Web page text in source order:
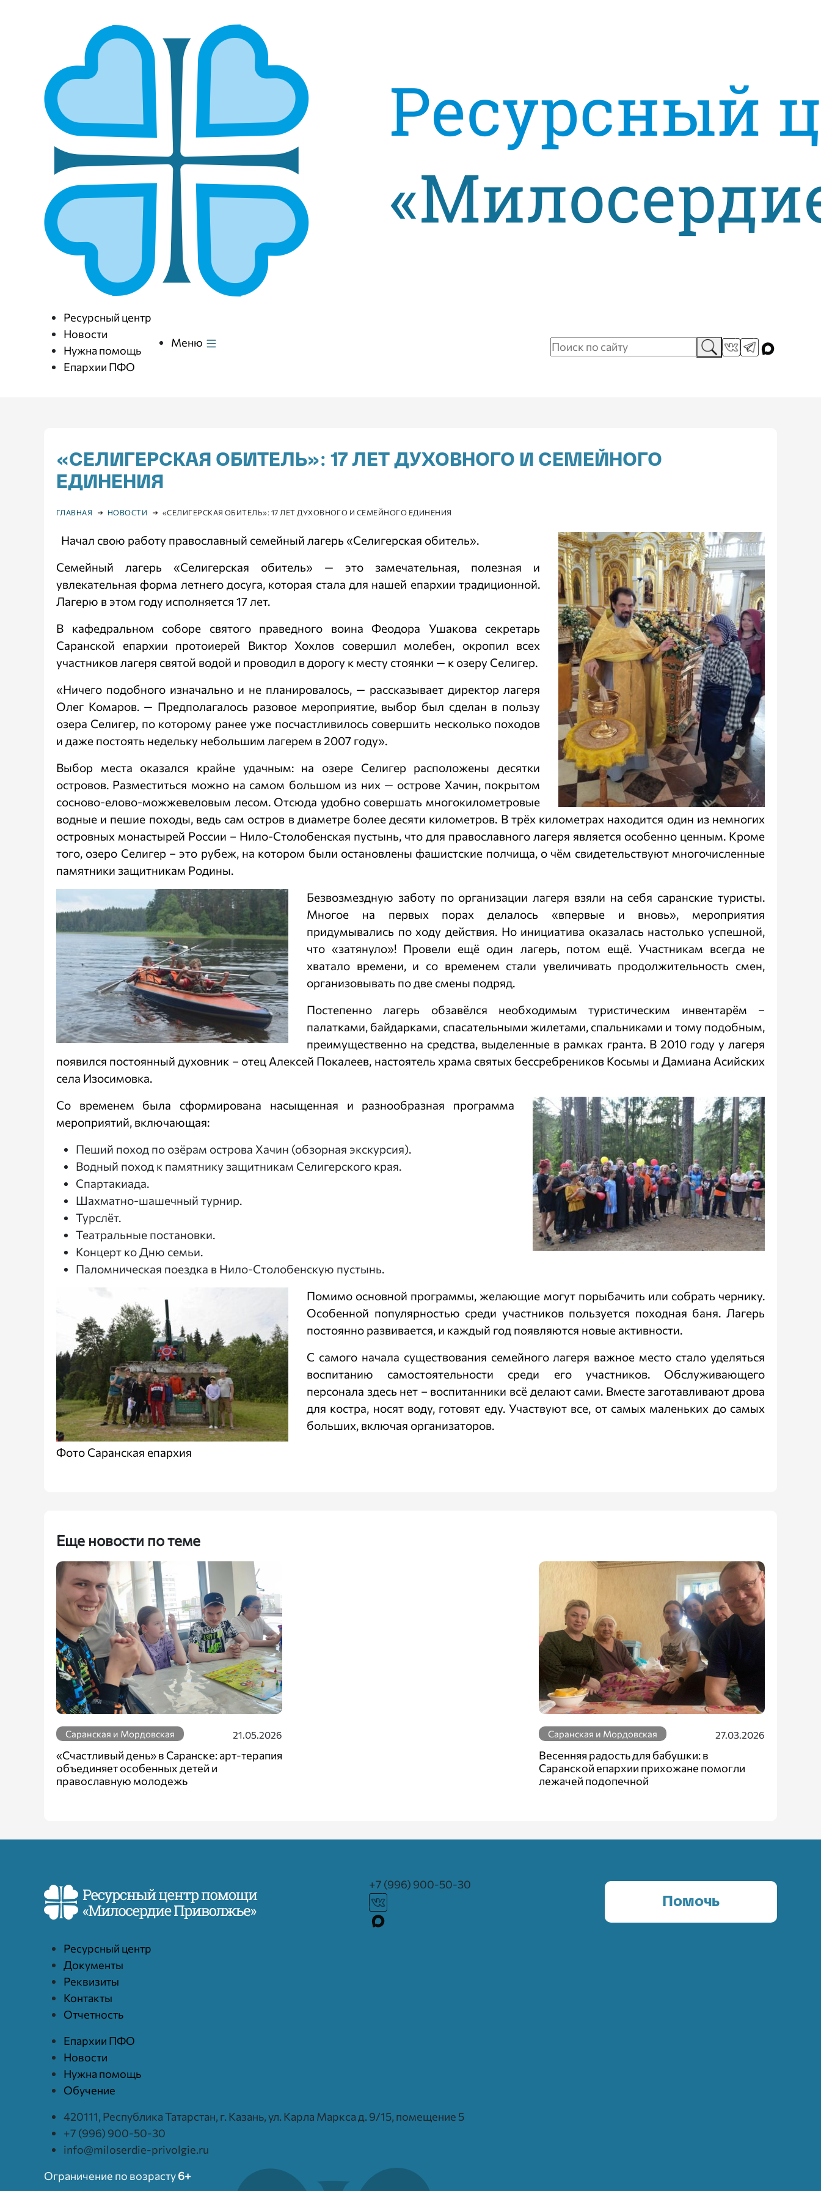
Ресурсный центр
Новости
Нужна помощь
Епархии ПФО
Меню
«СЕЛИГЕРСКАЯ ОБИТЕЛЬ»: 17 ЛЕТ ДУХОВНОГО И СЕМЕЙНОГО
ЕДИНЕНИЯ
ГЛАВНАЯ НОВОСТИ «СЕЛИГЕРСКАЯ ОБИТЕЛЬ»: 17 ЛЕТ ДУХОВНОГО И СЕМЕЙНОГО ЕДИНЕНИЯ
Начал свою работу православный семейный лагерь «Селигерская обитель».
Семейный лагерь «Селигерская обитель» — это замечательная, полезная и
увлекательная форма летнего досуга, которая стала для нашей епархии традиционной.
Лагерю в этом году исполняется 17 лет.
В кафедральном соборе святого праведного воина Феодора Ушакова секретарь
Саранской епархии протоиерей Виктор Хохлов совершил молебен, окропил всех
участников лагеря святой водой и проводил в дорогу к месту стоянки — к озеру Селигер.
«Ничего подобного изначально и не планировалось, — рассказывает директор лагеря
Олег Комаров. — Предполагалось разовое мероприятие, выбор был сделан в пользу
озера Селигер, по которому ранее уже посчастливилось совершить несколько походов
и даже постоять недельку небольшим лагерем в 2007 году».
Выбор места оказался крайне удачным: на озере Селигер расположены десятки
островов. Разместиться можно на самом большом из них — острове Хачин, покрытом
сосново-елово-можжевеловым лесом. Отсюда удобно совершать многокилометровые
водные и пешие походы, ведь сам остров в диаметре более десяти километров. В трёх километрах находится один из немногих
островных монастырей России – Нило-Столобенская пустынь, что для православного лагеря является особенно ценным. Кроме
того, озеро Селигер – это рубеж, на котором были остановлены фашистские полчища, о чём свидетельствуют многочисленные
памятники защитникам Родины.
Безвозмездную заботу по организации лагеря взяли на себя саранские туристы.
Многое на первых порах делалось «впервые и вновь», мероприятия
придумывались по ходу действия. Но инициатива оказалась настолько успешной,
что «затянуло»! Провели ещё один лагерь, потом ещё. Участникам всегда не
хватало времени, и со временем стали увеличивать продолжительность смен,
организовывать по две смены подряд.
Постепенно лагерь обзавёлся необходимым туристическим инвентарём –
палатками, байдарками, спасательными жилетами, спальниками и тому подобным,
преимущественно на средства, выделенные в рамках гранта. В 2010 году у лагеря
появился постоянный духовник – отец Алексей Покалеев, настоятель храма святых бессребреников Косьмы и Дамиана Асийских
села Изосимовка.
Со временем была сформирована насыщенная и разнообразная программа
мероприятий, включающая:
Пеший поход по озёрам острова Хачин (обзорная экскурсия).
Водный поход к памятнику защитникам Селигерского края.
Спартакиада.
Шахматно-шашечный турнир.
Турслёт.
Театральные постановки.
Концерт ко Дню семьи.
Паломническая поездка в Нило-Столобенскую пустынь.
Помимо основной программы, желающие могут порыбачить или собрать чернику.
Особенной популярностью среди участников пользуется походная баня. Лагерь
постоянно развивается, и каждый год появляются новые активности.
С самого начала существования семейного лагеря важное место стало уделяться
воспитанию самостоятельности среди его участников. Обслуживающего
персонала здесь нет – воспитанники всё делают сами. Вместе заготавливают дрова
для костра, носят воду, готовят еду. Участвуют все, от самых маленьких до самых
больших, включая организаторов.
Фото Саранская епархия
Еще новости по теме
Саранская и Мордовская 21.05.2026
«Счастливый день» в Саранске: арт-терапия
объединяет особенных детей и
православную молодежь
Саранская и Мордовская 27.03.2026
Весенняя радость для бабушки: в
Саранской епархии прихожане помогли
лежачей подопечной
+7 (996) 900-50-30
Помочь
Ресурcный центр
Документы
Реквизиты
Контакты
Отчетность
Епархии ПФО
Новости
Нужна помощь
Обучение
420111, Республика Татарстан, г. Казань, ул. Карла Маркса д. 9/15, помещение 5
+7 (996) 900-50-30
info@miloserdie-privolgie.ru
Ограничение по возрасту6+